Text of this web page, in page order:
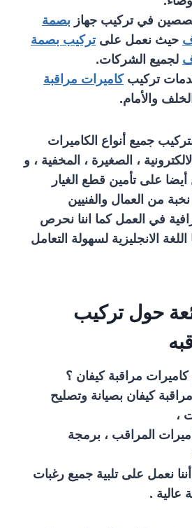
في تركيب جهاز بصمة
حيث نعمل علىتركيب بصمة
لجميع الشركات.
تركيبكاميرات مراقبة
والأمام.
جميع أنواع الكاميرات
، الصغيرة ، المخفية ، و
على تأمين قطع الغيار
نخبة من العمال والفنيين
في العمل كما اننا نحرص
الانجليزية لسهولة التعامل
حول تركيب
مراقبة كيفان ؟
كيفان بصيانة وتصليح
،
المراقب ، برمجة
أننا نعمل على تلبية جميع رغبات
عالية .